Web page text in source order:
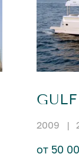
2009 |
от 50